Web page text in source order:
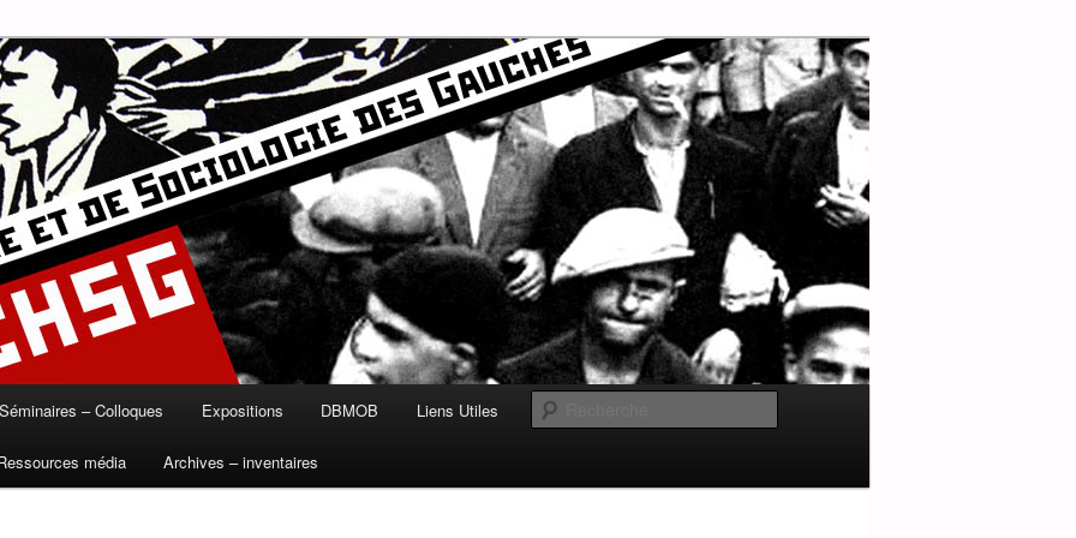
et de Sociologie des
syndicalisme, ouvrier, socialisme, trotskysme, anarchisme,
Séminaires – Colloques Expositions DBMOB Liens Utiles
média Archives – inventaires